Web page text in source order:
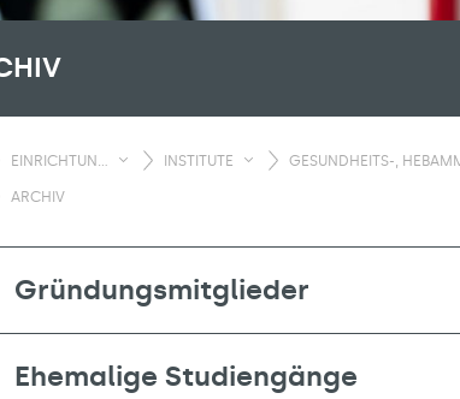
EINRICHTUN... INSTITUTE GESUNDHEITS-,
ARCHIV
Gründungsmitglieder
Ehemalige Studiengänge